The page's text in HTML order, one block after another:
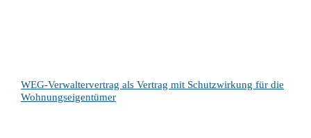
WEG-Verwaltervertrag als Vertrag mit Schutzwirkung für die
Wohnungseigentümer